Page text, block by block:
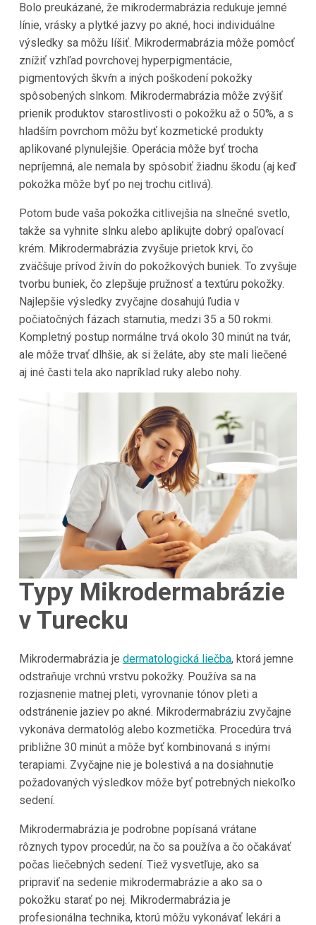
Bolo preukázané, že mikrodermabrázia redukuje jemné
línie, vrásky a plytké jazvy po akné, hoci individuálne
výsledky sa môžu líšiť. Mikrodermabrázia môže pomôcť
znížiť vzhľad povrchovej hyperpigmentácie,
pigmentových škvŕn a iných poškodení pokožky
spôsobených slnkom. Mikrodermabrázia môže zvýšiť
prienik produktov starostlivosti o pokožku až o 50%, a s
hladším povrchom môžu byť kozmetické produkty
aplikované plynulejšie. Operácia môže byť trocha
nepríjemná, ale nemala by spôsobiť žiadnu škodu (aj keď
pokožka môže byť po nej trochu citlivá).
Potom bude vaša pokožka citlivejšia na slnečné svetlo,
takže sa vyhnite slnku alebo aplikujte dobrý opaľovací
krém. Mikrodermabrázia zvyšuje prietok krvi, čo
zväčšuje prívod živín do pokožkových buniek. To zvyšuje
tvorbu buniek, čo zlepšuje pružnosť a textúru pokožky.
Najlepšie výsledky zvyčajne dosahujú ľudia v
počiatočných fázach starnutia, medzi 35 a 50 rokmi.
Kompletný postup normálne trvá okolo 30 minút na tvár,
ale môže trvať dlhšie, ak si želáte, aby ste mali liečené
aj iné časti tela ako napríklad ruky alebo nohy.
Typy Mikrodermabrázie
v Turecku
Mikrodermabrázia je dermatologická liečba, ktorá jemne
odstraňuje vrchnú vrstvu pokožky. Používa sa na
rozjasnenie matnej pleti, vyrovnanie tónov pleti a
odstránenie jaziev po akné. Mikrodermabráziu zvyčajne
vykonáva dermatológ alebo kozmetička. Procedúra trvá
približne 30 minút a môže byť kombinovaná s inými
terapiami. Zvyčajne nie je bolestivá a na dosiahnutie
požadovaných výsledkov môže byť potrebných niekoľko
sedení.
Mikrodermabrázia je podrobne popísaná vrátane
rôznych typov procedúr, na čo sa používa a čo očakávať
počas liečebných sedení. Tiež vysvetľuje, ako sa
pripraviť na sedenie mikrodermabrázie a ako sa o
pokožku starať po nej. Mikrodermabrázia je
profesionálna technika, ktorú môžu vykonávať lekári a